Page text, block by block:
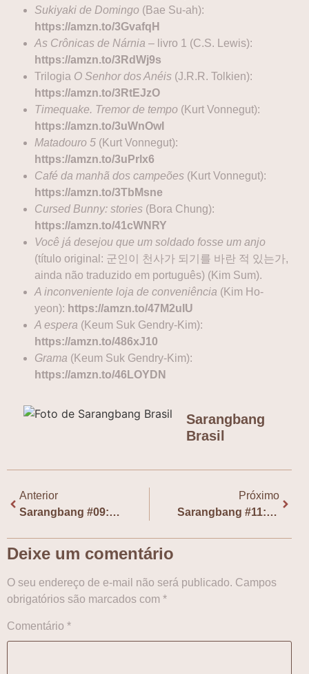
Sukiyaki de Domingo (Bae Su-ah):
https://amzn.to/3GvafqH
As Crônicas de Nárnia – livro 1 (C.S. Lewis):
https://amzn.to/3RdWj9s
Trilogia O Senhor dos Anéis (J.R.R. Tolkien):
https://amzn.to/3RtEJzO
Timequake. Tremor de tempo (Kurt Vonnegut):
https://amzn.to/3uWnOwI
Matadouro 5 (Kurt Vonnegut):
https://amzn.to/3uPrlx6
Café da manhã dos campeões (Kurt Vonnegut):
https://amzn.to/3TbMsne
Cursed Bunny: stories (Bora Chung):
https://amzn.to/41cWNRY
Você já desejou que um soldado fosse um anjo
(título original: 군인이 천사가 되기를 바란 적 있는가,
ainda não traduzido em português) (Kim Sum).
A inconveniente loja de conveniência (Kim Ho-
yeon): https://amzn.to/47M2uIU
A espera (Keum Suk Gendry-Kim):
https://amzn.to/486xJ10
Grama (Keum Suk Gendry-Kim):
https://amzn.to/46LOYDN
Sarangbang
Brasil
Anterior
Sarangbang #09: “Vozes Amarelas”, com Monge Han
Próximo
Sarangbang #11: “Aos Prantos no Mercado” (pt.2) – Comida, identidade, luto e memória
Deixe um comentário
O seu endereço de e-mail não será publicado. Campos
obrigatórios são marcados com *
Comentário *